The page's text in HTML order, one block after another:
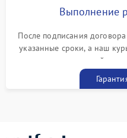
Выполнение
После подписания
указанные сроки, а наш
гарантийным